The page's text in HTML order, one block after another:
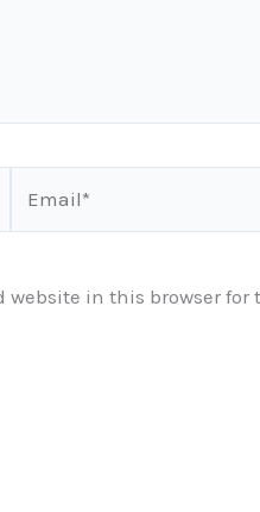
website in this browser